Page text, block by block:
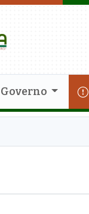
Governo